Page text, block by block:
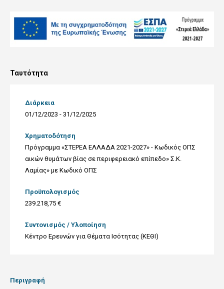
Ταυτότητα
Διάρκεια
01/12/2023 - 31/12/2025
Χρηματοδότηση
Πρόγραμμα «ΣΤΕΡΕΑ ΕΛΛΑΔΑ 2021-2027» - Κωδικός ΟΠΣ
αικών θυμάτων βίας σε περιφερειακό επίπεδο» Σ.Κ.
Λαμίας» με Κωδικό ΟΠΣ
Προϋπολογισμός
239.218,75 €
Συντονισμός / Υλοποίηση
Κέντρο Ερευνών για Θέματα Ισότητας (ΚΕΘΙ)
Περιγραφή